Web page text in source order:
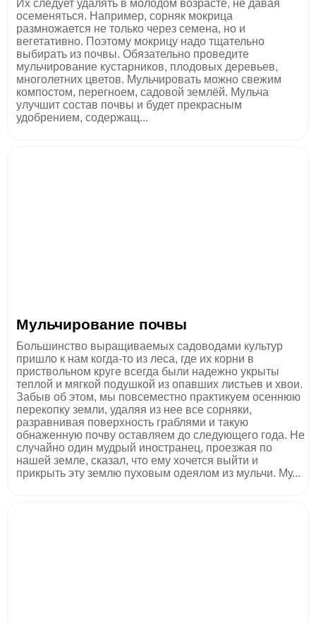
Их следует удалять в молодом возрасте, не давая
осеменяться. Например, сорняк мокрица
размножается не только через семена, но и
вегетативно. Поэтому мокрицу надо тщательно
выбирать из почвы. Обязательно проведите
мульчирование кустарников, плодовых деревьев,
многолетних цветов. Мульчировать можно свежим
компостом, перегноем, садовой землёй. Мульча
улучшит состав почвы и будет прекрасным
удобрением, содержащ...
Мульчирование почвы
Большинство выращиваемых садоводами культур
пришло к нам когда-то из леса, где их корни в
приствольном круге всегда были надежно укрыты
теплой и мягкой подушкой из опавших листьев и хвои.
Забыв об этом, мы повсеместно практикуем осеннюю
перекопку земли, удаляя из нее все сорняки,
разравнивая поверхность граблями и такую
обнаженную почву оставляем до следующего года. Не
случайно один мудрый иностранец, проезжая по
нашей земле, сказал, что ему хочется выйти и
прикрыть эту землю пуховым одеялом из мульчи. Му...